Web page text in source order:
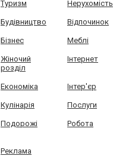
Туризм Нерухомість
Будівництво Відпочинок
Бізнес Меблі
Жіночий
розділ
Інтернет
Економіка Інтер'єр
Кулінарія Послуги
Подорожі Робота
Реклама